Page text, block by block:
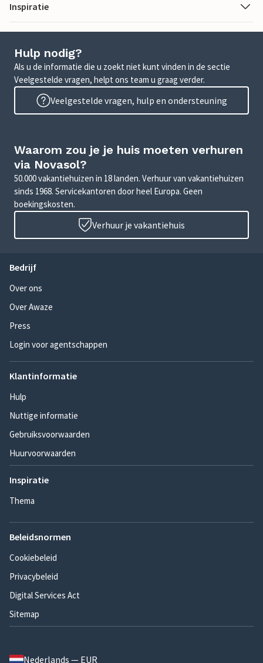
Inspiratie
Hulp nodig?
Als u de informatie die u zoekt niet kunt vinden in de sectie
Veelgestelde vragen, helpt ons team u graag verder.
Veelgestelde vragen, hulp en ondersteuning
Waarom zou je je huis moeten verhuren
via Novasol?
50.000 vakantiehuizen in 18 landen. Verhuur van vakantiehuizen
sinds 1968. Servicekantoren door heel Europa. Geen
boekingskosten.
Verhuur je vakantiehuis
Bedrijf
Over ons
Over Awaze
Press
Login voor agentschappen
Klantinformatie
Hulp
Nuttige informatie
Gebruiksvoorwaarden
Huurvoorwaarden
Inspiratie
Thema
Beleidsnormen
Cookiebeleid
Privacybeleid
Digital Services Act
Sitemap
Nederlands — EUR